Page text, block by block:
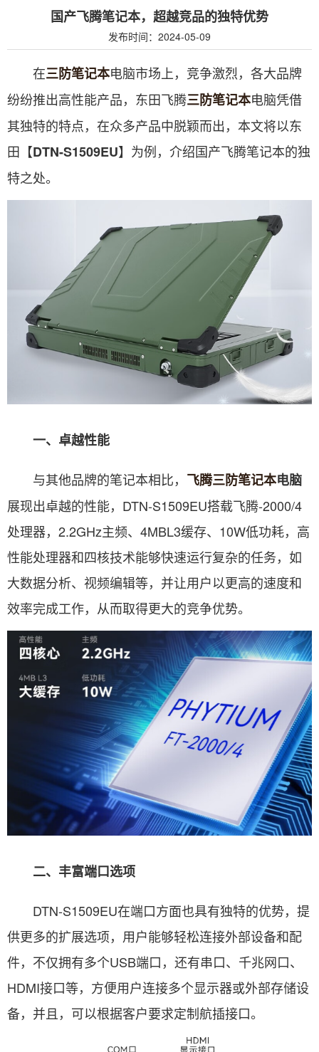
国产飞腾笔记本，超越竞品的独特优势
发布时间：2024-05-09
在三防笔记本电脑市场上，竞争激烈，各大品牌
纷纷推出高性能产品，东田飞腾三防笔记本电脑凭借
其独特的特点，在众多产品中脱颖而出，本文将以东
田【DTN-S1509EU】为例，介绍国产飞腾笔记本的独
特之处。
一、卓越性能
与其他品牌的笔记本相比， 飞腾三防笔记本电脑
展现出卓越的性能，DTN-S1509EU搭载飞腾-2000/4
处理器，2.2GHz主频、4MBL3缓存、10W低功耗，高
性能处理器和四核技术能够快速运行复杂的任务，如
大数据分析、视频编辑等，并让用户以更高的速度和
效率完成工作，从而取得更大的竞争优势。
二、丰富端口选项
DTN-S1509EU在端口方面也具有独特的优势，提
供更多的扩展选项，用户能够轻松连接外部设备和配
件，不仅拥有多个USB端口，还有串口、千兆网口、
HDMI接口等，方便用户连接多个显示器或外部存储设
备，并且，可以根据客户要求定制航插接口。